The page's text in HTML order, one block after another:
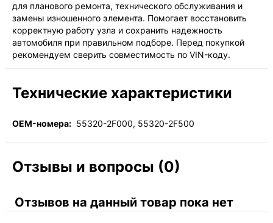
для планового ремонта, технического обслуживания и
замены изношенного элемента. Помогает восстановить
корректную работу узла и сохранить надежность
автомобиля при правильном подборе. Перед покупкой
рекомендуем сверить совместимость по VIN-коду.
Технические характеристики
OEM-номера: 55320-2F000, 55320-2F500
Отзывы и вопросы (0)
Отзывов на данный товар пока нет